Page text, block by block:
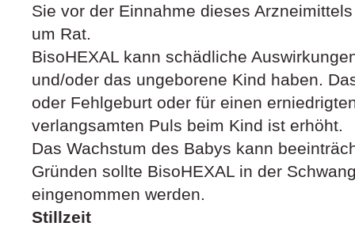
Sie vor der Einnahme dieses
um Rat.
BisoHEXAL kann schädliche
und/oder das ungeborene Kind haben.
oder Fehlgeburt oder für einen
verlangsamten Puls beim Kind ist erhöht.
Das Wachstum des Babys kann
Gründen sollte BisoHEXAL in der
eingenommen werden.
Stillzeit